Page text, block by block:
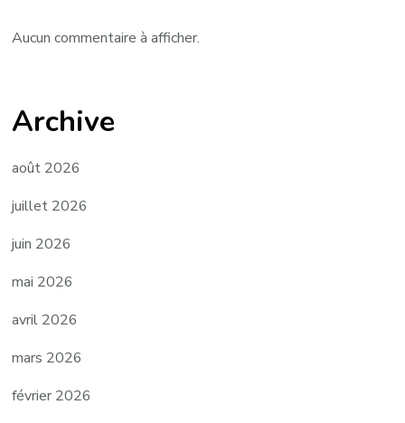
Aucun commentaire à afficher.
Archive
août 2026
juillet 2026
juin 2026
mai 2026
avril 2026
mars 2026
février 2026